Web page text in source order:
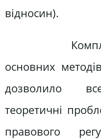
відносин).
основних
дозволило
теоретичні
правового